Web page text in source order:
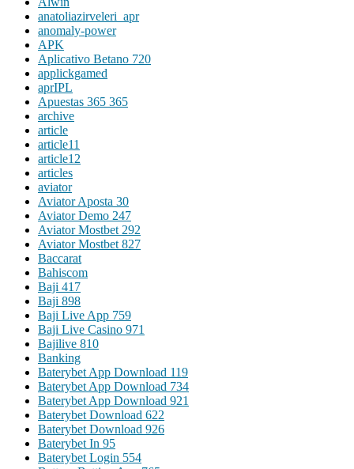
anatoliazirveleri_apr
anomaly-power
APK
Aplicativo Betano 720
applickgamed
aprIPL
Apuestas 365 365
archive
article
article11
article12
articles
aviator
Aviator Aposta 30
Aviator Demo 247
Aviator Mostbet 292
Aviator Mostbet 827
Baccarat
Bahiscom
Baji 417
Baji 898
Baji Live App 759
Baji Live Casino 971
Bajilive 810
Banking
Baterybet App Download 119
Baterybet App Download 734
Baterybet App Download 921
Baterybet Download 622
Baterybet Download 926
Baterybet In 95
Baterybet Login 554